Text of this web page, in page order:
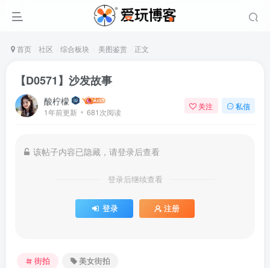
首页 社区 综合板块 美图鉴赏 正文
【D0571】沙发故事
酸柠檬
1年前更新 681次阅读
关注 私信
该帖子内容已隐藏，请登录后查看
登录后继续查看
登录 注册
街拍 美女街拍